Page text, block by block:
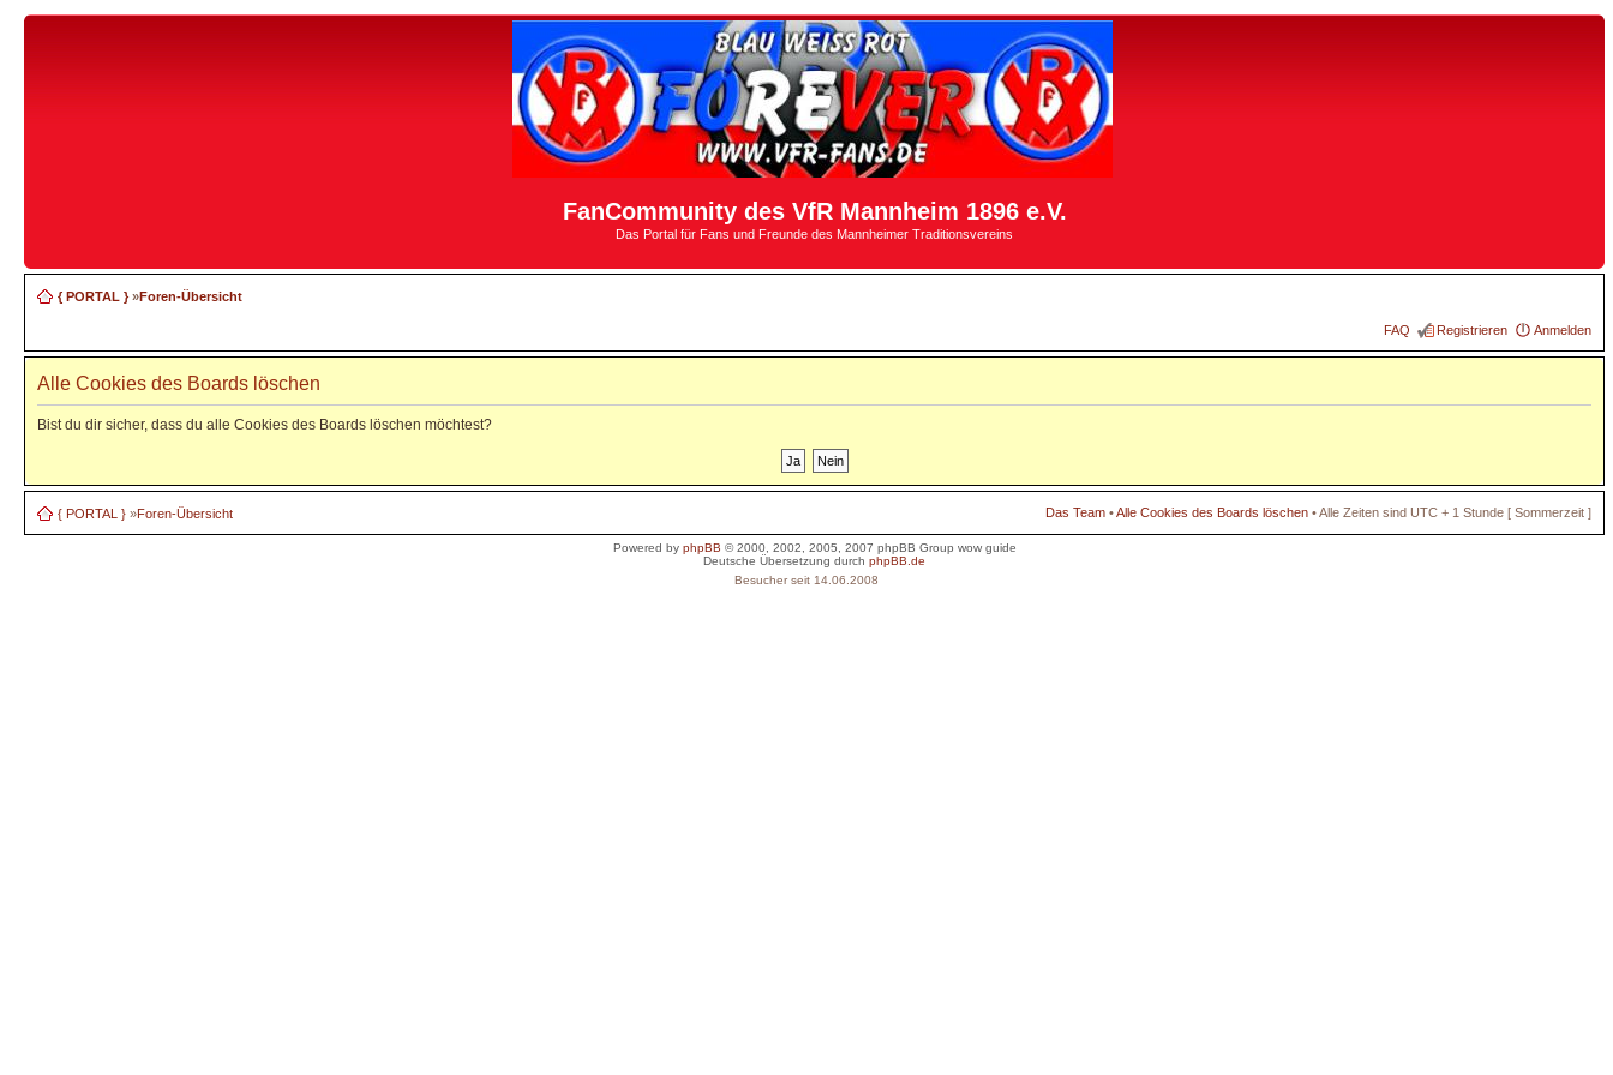
FanCommunity des VfR Mannheim 1896 e.V.
Das Portal für Fans und Freunde des Mannheimer Traditionsvereins
{ PORTAL }»Foren-Übersicht
FAQ Registrieren Anmelden
Alle Cookies des Boards löschen
Bist du dir sicher, dass du alle Cookies des Boards löschen möchtest?
{ PORTAL } »Foren-Übersicht Das Team •Alle Cookies des Boards löschen • Alle Zeiten sind UTC + 1 Stunde [ Sommerzeit ]
Powered by phpBB © 2000, 2002, 2005, 2007 phpBB Group wow guide
Deutsche Übersetzung durchphpBB.de
Besucher seit 14.06.2008